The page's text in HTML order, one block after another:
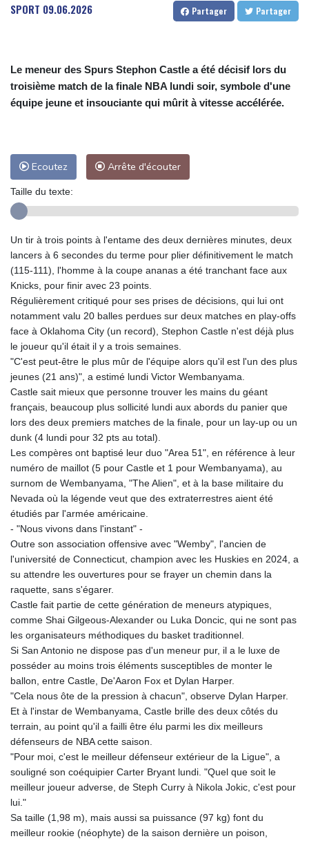
SPORT 09.06.2026 Partager Partager
Le meneur des Spurs Stephon Castle a été décisif lors du
troisième match de la finale NBA lundi soir, symbole d'une
équipe jeune et insouciante qui mûrit à vitesse accélérée.
Ecoutez Arrête d'écouter
Taille du texte:
Un tir à trois points à l'entame des deux dernières minutes, deux
lancers à 6 secondes du terme pour plier définitivement le match
(115-111), l'homme à la coupe ananas a été tranchant face aux
Knicks, pour finir avec 23 points.
Régulièrement critiqué pour ses prises de décisions, qui lui ont
notamment valu 20 balles perdues sur deux matches en play-offs
face à Oklahoma City (un record), Stephon Castle n'est déjà plus
le joueur qu'il était il y a trois semaines.
"C'est peut-être le plus mûr de l'équipe alors qu'il est l'un des plus
jeunes (21 ans)", a estimé lundi Victor Wembanyama.
Castle sait mieux que personne trouver les mains du géant
français, beaucoup plus sollicité lundi aux abords du panier que
lors des deux premiers matches de la finale, pour un lay-up ou un
dunk (4 lundi pour 32 pts au total).
Les compères ont baptisé leur duo "Area 51", en référence à leur
numéro de maillot (5 pour Castle et 1 pour Wembanyama), au
surnom de Wembanyama, "The Alien", et à la base militaire du
Nevada où la légende veut que des extraterrestres aient été
étudiés par l'armée américaine.
- "Nous vivons dans l'instant" -
Outre son association offensive avec "Wemby", l'ancien de
l'université de Connecticut, champion avec les Huskies en 2024, a
su attendre les ouvertures pour se frayer un chemin dans la
raquette, sans s'égarer.
Castle fait partie de cette génération de meneurs atypiques,
comme Shai Gilgeous-Alexander ou Luka Doncic, qui ne sont pas
les organisateurs méthodiques du basket traditionnel.
Si San Antonio ne dispose pas d'un meneur pur, il a le luxe de
posséder au moins trois éléments susceptibles de monter le
ballon, entre Castle, De'Aaron Fox et Dylan Harper.
"Cela nous ôte de la pression à chacun", observe Dylan Harper.
Et à l'instar de Wembanyama, Castle brille des deux côtés du
terrain, au point qu'il a failli être élu parmi les dix meilleurs
défenseurs de NBA cette saison.
"Pour moi, c'est le meilleur défenseur extérieur de la Ligue", a
souligné son coéquipier Carter Bryant lundi. "Quel que soit le
meilleur joueur adverse, de Steph Curry à Nikola Jokic, c'est pour
lui."
Sa taille (1,98 m), mais aussi sa puissance (97 kg) font du
meilleur rookie (néophyte) de la saison dernière un poison,